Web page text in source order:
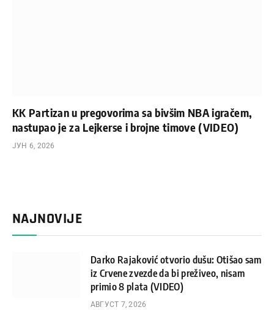
KK Partizan u pregovorima sa bivšim NBA igračem,
nastupao je za Lejkerse i brojne timove (VIDEO)
ЈУН 6, 2026
NAJNOVIJE
Darko Rajaković otvorio dušu: Otišao sam
iz Crvene zvezde da bi preživeo, nisam
primio 8 plata (VIDEO)
АВГУСТ 7, 2026